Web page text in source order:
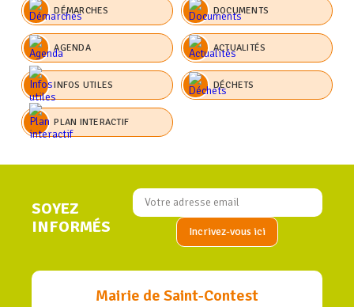
DÉMARCHES DOCUMENTS
AGENDA ACTUALITÉS
INFOS UTILES DÉCHETS
PLAN INTERACTIF
SOYEZ
INFORMÉS
Mairie de Saint-Contest